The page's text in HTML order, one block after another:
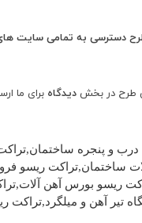
دسترسی به تمامی سایت
طرح در بخش دیدگاه برای ما
و پنجره ساختمان,
ساختمان,تراکت ریسو
ریسو بورس آهن آلات,
تیر آهن و میلگرد,تراکت